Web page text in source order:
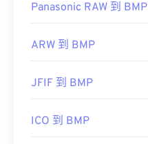
Panasonic RAW 到 BMP
ARW 到 BMP
JFIF 到 BMP
ICO 到 BMP